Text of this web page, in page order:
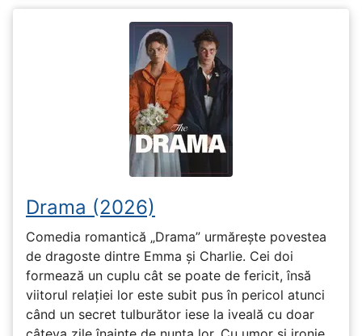
Drama (2026)
Comedia romantică „Drama” urmărește povestea
de dragoste dintre Emma și Charlie. Cei doi
formează un cuplu cât se poate de fericit, însă
viitorul relației lor este subit pus în pericol atunci
când un secret tulburător iese la iveală cu doar